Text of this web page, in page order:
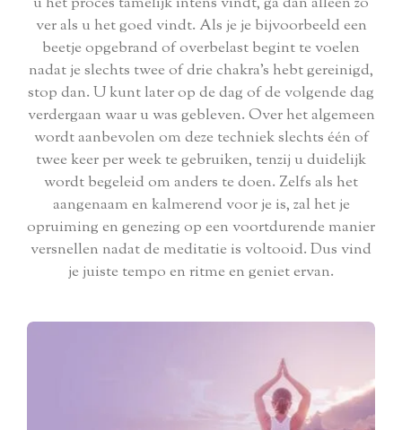
ver als u het goed vindt. Als je je bijvoorbeeld een
beetje opgebrand of overbelast begint te voelen
nadat je slechts twee of drie chakra's hebt gereinigd,
stop dan. U kunt later op de dag of de volgende dag
verdergaan waar u was gebleven. Over het algemeen
wordt aanbevolen om deze techniek slechts één of
twee keer per week te gebruiken, tenzij u duidelijk
wordt begeleid om anders te doen. Zelfs als het
aangenaam en kalmerend voor je is, zal het je
opruiming en genezing op een voortdurende manier
versnellen nadat de meditatie is voltooid. Dus vind
je juiste tempo en ritme en geniet ervan.